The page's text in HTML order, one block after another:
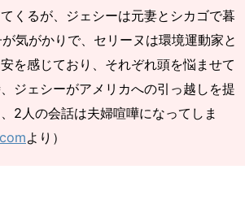
くるが、ジェシーは元妻とシカゴで暮
気がかりで、セリーヌは環境運動家と
を感じており、それぞれ頭を悩ませて
ジェシーがアメリカへの引っ越しを提
2人の会話は夫婦喧嘩になってしま
より）